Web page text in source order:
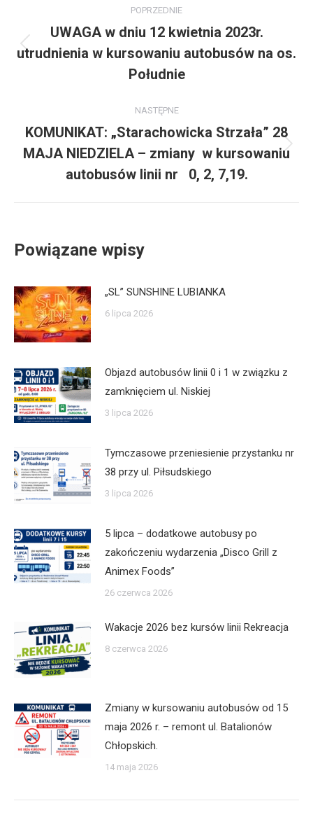
wpisów
POPRZEDNIE
Poprzedni
wpis:
UWAGA w dniu 12 kwietnia 2023r.
utrudnienia w kursowaniu autobusów na os.
Południe
NASTĘPNE
Następny
wpis:
KOMUNIKAT: „Starachowicka Strzała” 28
MAJA NIEDZIELA – zmiany w kursowaniu
autobusów linii nr 0, 2, 7,19.
Powiązane wpisy
„SL” SUNSHINE LUBIANKA
6 lipca 2026
Objazd autobusów linii 0 i 1 w związku z
zamknięciem ul. Niskiej
3 lipca 2026
Tymczasowe przeniesienie przystanku nr
38 przy ul. Piłsudskiego
3 lipca 2026
5 lipca – dodatkowe autobusy po
zakończeniu wydarzenia „Disco Grill z
Animex Foods”
26 czerwca 2026
Wakacje 2026 bez kursów linii Rekreacja
8 czerwca 2026
Zmiany w kursowaniu autobusów od 15
maja 2026 r. – remont ul. Batalionów
Chłopskich.
14 maja 2026